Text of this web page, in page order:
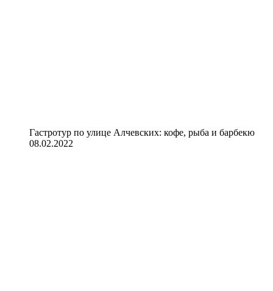
Гастротур по улице Алчевских: кофе, рыба и барбекю
08.02.2022